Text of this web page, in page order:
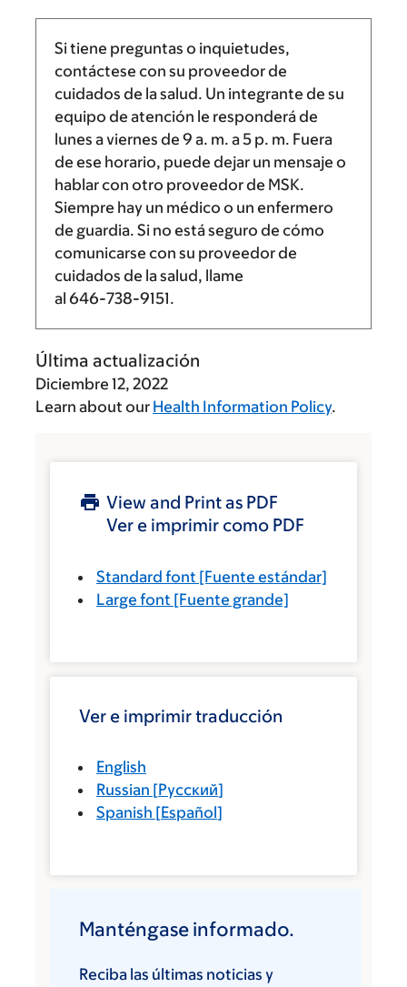
Si tiene preguntas o inquietudes,
contáctese con su proveedor de
cuidados de la salud. Un integrante de su
equipo de atención le responderá de
lunes a viernes de 9 a. m. a5 p. m. Fuera
de ese horario, puede dejar un mensaje o
hablar con otro proveedor de MSK.
Siempre hay un médico o un enfermero
de guardia. Si no está seguro de cómo
comunicarse con su proveedor de
cuidados de la salud, llame
al 646-738-9151.
Última actualización
Diciembre 12, 2022
Learn about our Health Information Policy.
View and Print as PDF
Ver e imprimir como PDF
Standard font [Fuente estándar]
Large font [Fuente grande]
Ver e imprimir traducción
English
Russian [Русский]
Spanish [Español]
Manténgase informado.
Reciba las últimas noticias y